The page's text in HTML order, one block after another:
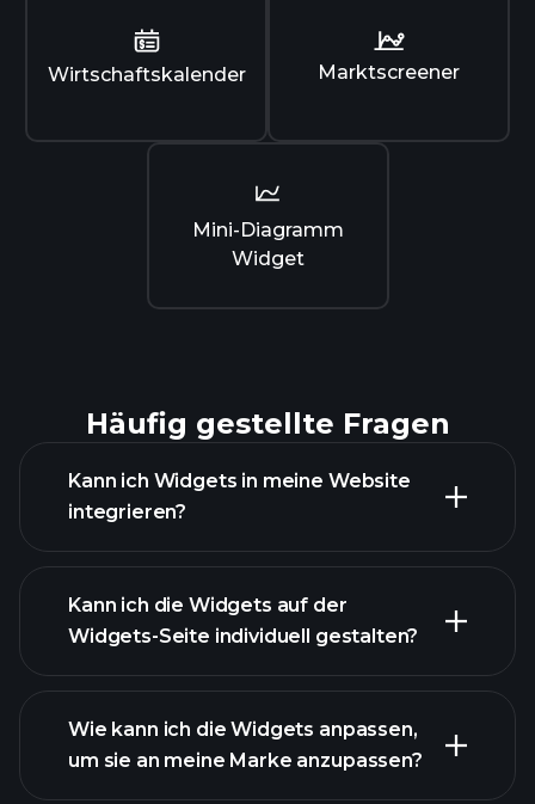
Wirtschaftskalender Marktscreener
Mini-Diagramm
Widget
Häufig gestellte Fragen
Kann ich Widgets in meine Website
integrieren?
Kann ich die Widgets auf der
Widgets-Seite individuell gestalten?
Wie kann ich die Widgets anpassen,
um sie an meine Marke anzupassen?